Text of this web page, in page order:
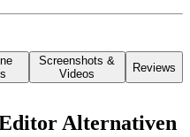
Screenshots &
Videos
Reviews
Editor Alternativen